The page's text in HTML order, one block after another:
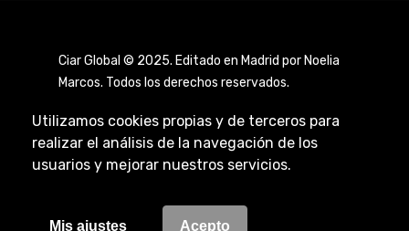
Utilizamos cookies propias y de terceros para
realizar el análisis de la navegación de los
usuarios y mejorar nuestros servicios.
Mis ajustes Acepto
Ciar Global © 2025. Editado en Madrid por Noelia
Marcos. Todos los derechos reservados.
Aviso Legal|Política de Privacidad|Política de